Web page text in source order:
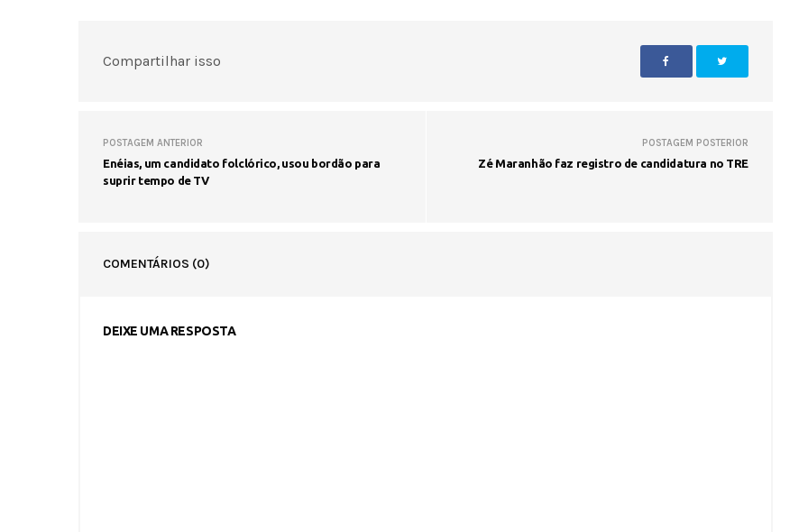
Compartilhar isso
POSTAGEM ANTERIOR
Enéias, um candidato folclórico, usou bordão para
suprir tempo de TV
POSTAGEM POSTERIOR
Zé Maranhão faz registro de candidatura no TRE
COMENTÁRIOS (0)
DEIXE UMA RESPOSTA